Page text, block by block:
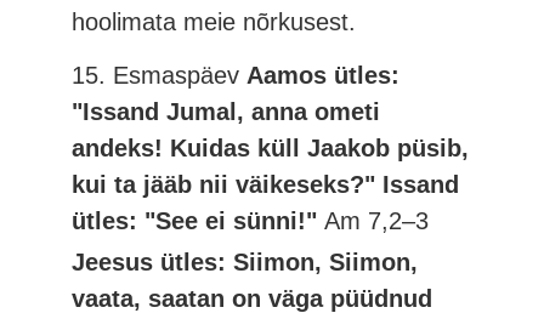
hoolimata meie nõrkusest.
15. Esmaspäev Aamos ütles:
"Issand Jumal, anna ometi
andeks! Kuidas küll Jaakob püsib,
kui ta jääb nii väikeseks?" Issand
ütles: "See ei sünni!"Am 7,2–3
Jeesus ütles: Siimon, Siimon,
vaata, saatan on väga püüdnud